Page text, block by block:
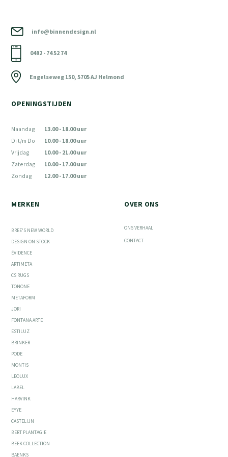
info@binnendesign.nl
0492 - 74 52 74
Engelseweg 150, 5705 AJ Helmond
OPENINGSTIJDEN
Maandag
Di t/m Do
Vrijdag
Zaterdag
Zondag
13.00 - 18.00 uur
10.00 - 18.00 uur
10.00 - 21.00 uur
10.00 - 17.00 uur
12.00 - 17.00 uur
MERKEN
BREE'S NEW WORLD
DESIGN ON STOCK
ÉVIDENCE
ARTIMETA
CS RUGS
TONONE
METAFORM
JORI
FONTANA ARTE
ESTILUZ
BRINKER
PODE
MONTIS
LEOLUX
LABEL
HARVINK
EYYE
CASTELIJN
BERT PLANTAGIE
BEEK COLLECTION
BAENKS
OVER ONS
ONS VERHAAL
CONTACT